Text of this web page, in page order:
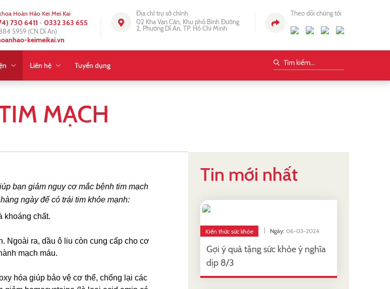
Hoàn Hảo Kei Mei Kai
730 6411 - 0332 363 655
5959 (CN Dĩ An)
keimeikai.vn
Địa chỉ trụ sở chính
02 Kha Vạn Cân, Khu phố Bình Đường
2, Phường Dĩ An, TP. Hồ Chí Minh
Theo dõi chúng tôi
Liên hệ Tuyển dụng
MẠCH
bạn giảm nguy cơ mắc bệnh tim mạch
ngày để có trái tim khỏe mạnh:
khoáng chất.
Ngoài ra, dầu ô liu còn cung cấp cho cơ
mạch máu.
hóa giúp bảo vệ cơ thể, chống lại các
Tin mới nhất
Kiến thức sức khỏe Ngày: 06-03-2024
Gợi ý quà tặng sức khỏe ý nghĩa
dịp 8/3